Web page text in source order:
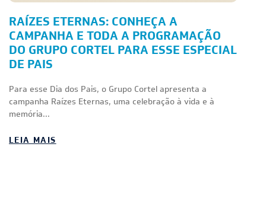
RAÍZES ETERNAS: CONHEÇA A
CAMPANHA E TODA A PROGRAMAÇÃO
DO GRUPO CORTEL PARA ESSE ESPECIAL
DE PAIS
Para esse Dia dos Pais, o Grupo Cortel apresenta a
campanha Raízes Eternas, uma celebração à vida e à
memória...
LEIA MAIS